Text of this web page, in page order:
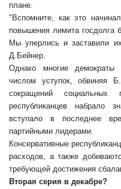
плане.
"Вспомните, как это
повышения лимита госдолга
Мы уперлись и заставили
Д.Бейнер.
Однако многие демократы
числом уступок, обвиняя
сокращений социальных
республиканцев набрало
вступало в последнее
партийными лидерами.
Консервативные
расходов, а также
требующей достижения
Вторая серия в декабре?